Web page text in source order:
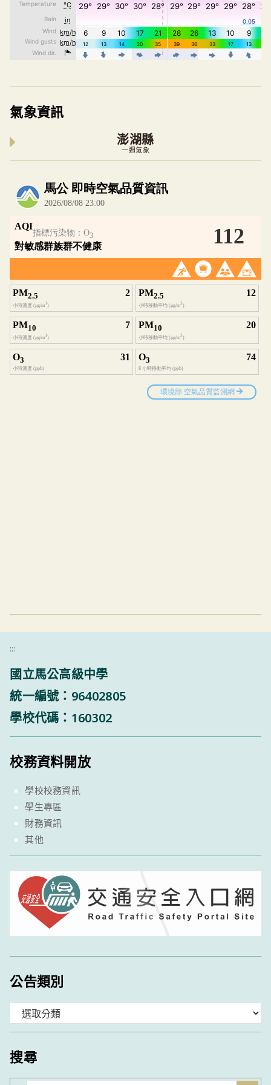
氣象資訊
澎湖縣
一週氣象
內嵌空氣品質小工具為視覺預覽，完整即時空
:::
國立馬公高級中學
統一編號：96402805
學校代碼：160302
校務資料開放
學校校務資訊
學生專區
財務資訊
其他
公告類別
類
搜尋